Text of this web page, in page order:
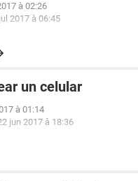
à 02:26
2017 à 06:45
un celular
à 01:14
jun 2017 à 18:36